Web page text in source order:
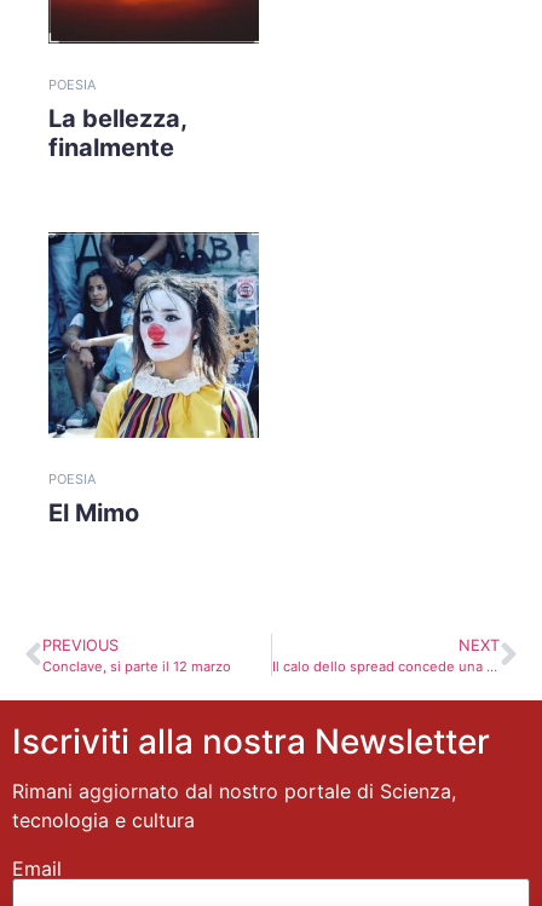
POESIA
La bellezza,
finalmente
POESIA
El Mimo
PREVIOUS
Conclave, si parte il 12 marzo
NEXT
Il calo dello spread concede una brillante seduta a Piazza Affari
Iscriviti alla nostra Newsletter
Rimani aggiornato dal nostro portale di Scienza,
tecnologia e cultura
Email